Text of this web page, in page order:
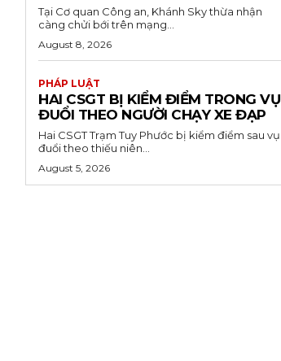
Tại Cơ quan Công an, Khánh Sky thừa nhận
càng chửi bới trên mạng...
August 8, 2026
PHÁP LUẬT
HAI CSGT BỊ KIỂM ĐIỂM TRONG VỤ
ĐUỔI THEO NGƯỜI CHẠY XE ĐẠP
Hai CSGT Trạm Tuy Phước bị kiểm điểm sau vụ
đuổi theo thiếu niên...
August 5, 2026